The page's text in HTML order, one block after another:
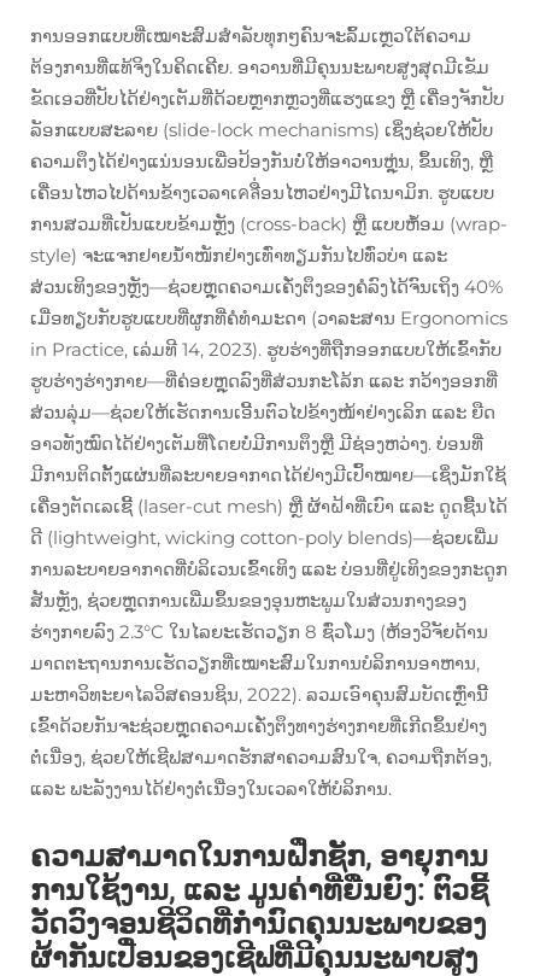
ການອອກແບບທີ່ເໝາະສົມສຳລັບທຸກໆຄົນຈະລົ້ມເຫຼວໃຕ້ຄວາມ
ຕ້ອງການທີ່ແທ້ຈິງໃນຄິດເຄີຍ. ອາວານທີ່ມີຄຸນນະພາບສູງສຸດມີເຂັມ
ຂັດເອວທີ່ປັບໄດ້ຢ່າງເຕັມທີ່ດ້ວຍຫຼາກຫຼວງທີ່ແຮງແຂງ ຫຼື ເຄື່ອງຈັກປັບ
ລັອກແບບສະລາຍ (slide-lock mechanisms) ເຊິ່ງຊ່ວຍໃຫ້ປັບ
ຄວາມຕຶງໄດ້ຢ່າງແນ່ນອນເພື່ອປ້ອງກັນບໍ່ໃຫ້ອາວານຫຼຸ່ນ, ຂຶ້ນເທິງ, ຫຼື
ເຄື່ອນໄຫວໄປດ້ານຂ້າງເວລາເคลື່ອນໄຫວຢ່າງມີໄດນາມິກ. ຮູບແບບ
ການສວມທີ່ເປັນແບບຂ້າມຫຼັງ (cross-back) ຫຼື ແບບຫໍ້ອມ (wrap-
style) ຈະແຈກຢາຍນ້ຳໜັກຢ່າງເທົ່າທຽມກັນໄປທົ່ວບ່າ ແລະ
ສ່ວນເທິງຂອງຫຼັງ—ຊ່ວຍຫຼຸດຄວາມເຄັ່ງຕຶງຂອງຄໍລົງໄດ້ຈົນເຖິງ 40%
ເມື່ອທຽບກັບຮູບແບບທີ່ຜູກທີ່ຄໍທຳມະດາ (ວາລະສານ Ergonomics
in Practice, ເລ່ມທີ 14, 2023). ຮູບຮ່າງທີ່ຖືກອອກແບບໃຫ້ເຂົ້າກັບ
ຮູບຮ່າງຮ່າງກາຍ—ທີ່ຄ່ອຍຫຼຸດລົງທີ່ສ່ວນກະໂລ້ກ ແລະ ກວ້າງອອກທີ່
ສ່ວນລຸ່ມ—ຊ່ວຍໃຫ້ເຮັດການເອີ້ນຕົວໄປຂ້າງໜ້າຢ່າງເລິກ ແລະ ຍືດ
ອາວທັງໝົດໄດ້ຢ່າງເຕັມທີ່ໂດຍບໍ່ມີການຕຶງຫຼື ມີຊ່ອງຫວ່າງ. ບ່ອນທີ່
ມີການຕິດຕັ້ງແຜ່ນທີ່ລະບາຍອາກາດໄດ້ຢ່າງມີເປົ້າໝາຍ—ເຊິ່ງມັກໃຊ້
ເຄື່ອງຕັດເລເຊີ້ (laser-cut mesh) ຫຼື ຜ້າຝ້າທີ່ເບົາ ແລະ ດູດຊື້ນໄດ້
ດີ (lightweight, wicking cotton-poly blends)—ຊ່ວຍເພີ່ມ
ການລະບາຍອາກາດທີ່ບໍລິເວນເຂົ້າເທິງ ແລະ ບ່ອນທີ່ຢູ່ເທິງຂອງກະດູກ
ສັນຫຼັງ, ຊ່ວຍຫຼຸດການເພີ່ມຂຶ້ນຂອງອຸນຫະພູມໃນສ່ວນກາງຂອງ
ຮ່າງກາຍລົງ 2.3°C ໃນໄລຍະເຮັດວຽກ 8 ຊົ່ວໂມງ (ຫ້ອງວິຈັຍດ້ານ
ມາດຕະຖານການເຮັດວຽກທີ່ເໝາະສົມໃນການບໍລິການອາຫານ,
ມະຫາວິທະຍາໄລວິສຄອນຊິນ, 2022). ລວມເອົາຄຸນສົມບັດເຫຼົ່ານີ້
ເຂົ້າດ້ວຍກັນຈະຊ່ວຍຫຼຸດຄວາມເຄັ່ງຕຶງທາງຮ່າງກາຍທີ່ເກີດຂຶ້ນຢ່າງ
ຕໍ່ເນື່ອງ, ຊ່ວຍໃຫ້ເຊີຟສາມາດຮັກສາຄວາມສົນໃຈ, ຄວາມຖືກຕ້ອງ,
ແລະ ພະລັງງານໄດ້ຢ່າງຕໍ່ເນື່ອງໃນເວລາໃຫ້ບໍລິການ.
ຄວາມສາມາດໃນການຝຶກຊັກ, ອາຍຸການ
ການໃຊ້ງານ, ແລະ ມູນຄ່າທີ່ຍືນຍົງ: ຕົວຊີ້
ວັດວົງຈອນຊີວິດທີ່ກຳນົດຄຸນນະພາບຂອງ
ຜ້າກັນເປື່ອນຂອງເຊີຟທີ່ມີຄຸນນະພາບສູງ